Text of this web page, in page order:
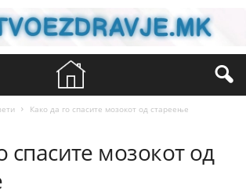
Како да го спасите мозокот од стареење
спасите мозокот од